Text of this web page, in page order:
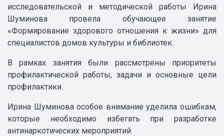
исследовательской и методической работы Ирина
Шуминова провела обучающее занятие
«Формирование здорового отношения к жизни» для
специалистов домов культуры и библиотек.
В рамках занятия были рассмотрены приоритеты
профилактической работы, задачи и основные цели
профилактики.
Ирина Шуминова особое внимание уделила ошибкам,
которые необходимо избегать при разработке
антинаркотических мероприятий.